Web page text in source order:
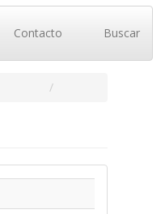
Contacto Buscar